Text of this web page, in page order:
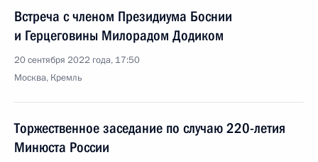
Встреча с членом Президиума Боснии
и Герцеговины Милорадом Додиком
20 сентября 2022 года, 17:50
Москва, Кремль
Торжественное заседание по случаю 220-летия
Минюста России